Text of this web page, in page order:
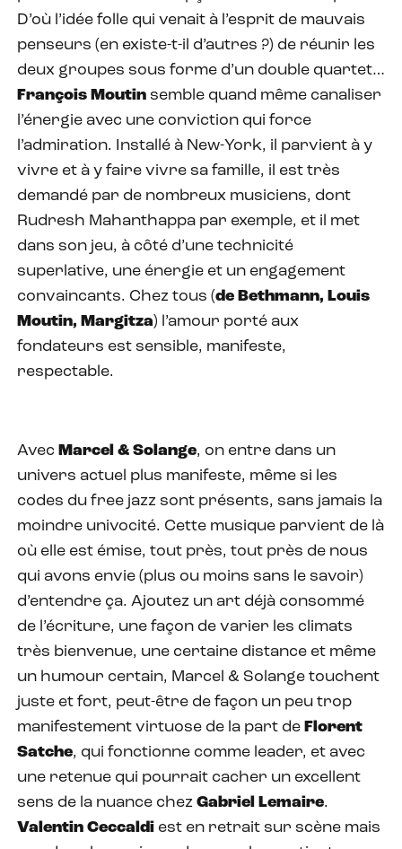
D’où l’idée folle qui venait à l’esprit de mauvais
penseurs (en existe-t-il d’autres ?) de réunir les
deux groupes sous forme d’un double quartet…
François Moutin semble quand même canaliser
l’énergie avec une conviction qui force
l’admiration. Installé à New-York, il parvient à y
vivre et à y faire vivre sa famille, il est très
demandé par de nombreux musiciens, dont
Rudresh Mahanthappa par exemple, et il met
dans son jeu, à côté d’une technicité
superlative, une énergie et un engagement
convaincants. Chez tous (de Bethmann, Louis
Moutin, Margitza) l’amour porté aux
fondateurs est sensible, manifeste,
respectable.
Avec Marcel & Solange, on entre dans un
univers actuel plus manifeste, même si les
codes du free jazz sont présents, sans jamais la
moindre univocité. Cette musique parvient de là
où elle est émise, tout près, tout près de nous
qui avons envie (plus ou moins sans le savoir)
d’entendre ça. Ajoutez un art déjà consommé
de l’écriture, une façon de varier les climats
très bienvenue, une certaine distance et même
un humour certain, Marcel & Solange touchent
juste et fort, peut-être de façon un peu trop
manifestement virtuose de la part de Florent
Satche, qui fonctionne comme leader, et avec
une retenue qui pourrait cacher un excellent
sens de la nuance chez Gabriel Lemaire.
Valentin Ceccaldi est en retrait sur scène mais